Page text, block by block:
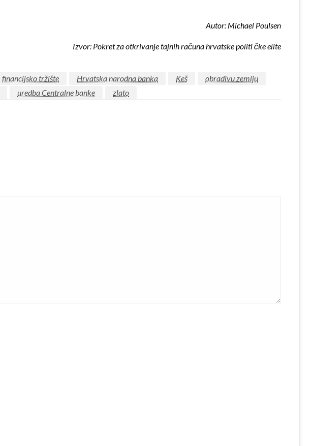
Autor: Michael Poulsen
Izvor: Pokret za otkrivanje tajnih računa hrvatske političke elite
financijsko tržište Hrvatska narodna banka Keš
obradivu zemlju
uredba Centralne banke zlato